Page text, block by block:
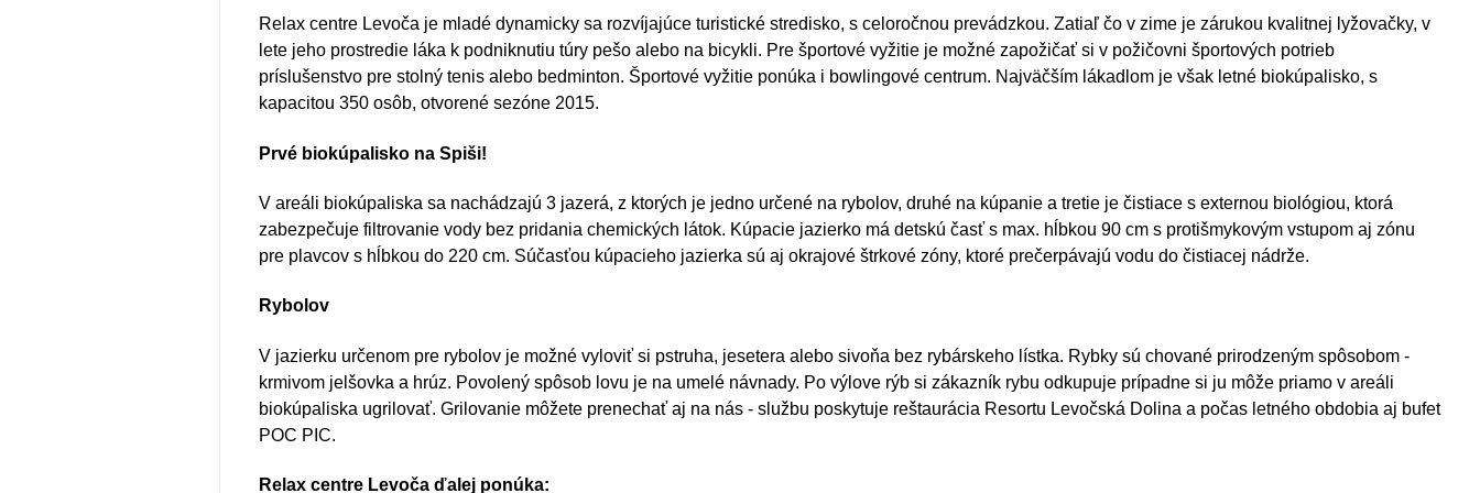
Relax centre Levoča je mladé dynamicky sa rozvíjajúce turistické stredisko, s celoročnou prevádzkou. Zatiaľ čo v zime je zárukou kvalitnej lyžovačky, v
lete jeho prostredie láka k podniknutiu túry pešo alebo na bicykli. Pre športové vyžitie je možné zapožičať si v požičovni športových potrieb
príslušenstvo pre stolný tenis alebo bedminton. Športové vyžitie ponúka i bowlingové centrum. Najväčším lákadlom je však letné biokúpalisko, s
kapacitou 350 osôb, otvorené sezóne 2015.
Prvé biokúpalisko na Spiši!
V areáli biokúpaliska sa nachádzajú 3 jazerá, z ktorých je jedno určené na rybolov, druhé na kúpanie a tretie je čistiace s externou biológiou, ktorá
zabezpečuje filtrovanie vody bez pridania chemických látok. Kúpacie jazierko má detskú časť s max. hĺbkou 90 cm s protišmykovým vstupom aj zónu
pre plavcov s hĺbkou do 220 cm. Súčasťou kúpacieho jazierka sú aj okrajové štrkové zóny, ktoré prečerpávajú vodu do čistiacej nádrže.
Rybolov
V jazierku určenom pre rybolov je možné vyloviť si pstruha, jesetera alebo sivoňa bez rybárskeho lístka. Rybky sú chované prirodzeným spôsobom -
krmivom jelšovka a hrúz. Povolený spôsob lovu je na umelé návnady. Po výlove rýb si zákazník rybu odkupuje prípadne si ju môže priamo v areáli
biokúpaliska ugrilovať. Grilovanie môžete prenechať aj na nás - službu poskytuje reštaurácia Resortu Levočská Dolina a počas letného obdobia aj bufet
POC PIC.
Relax centre Levoča ďalej ponúka: